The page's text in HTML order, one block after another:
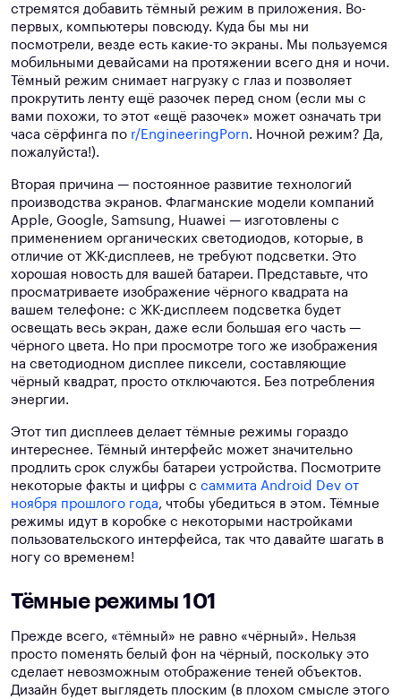
стремятся добавить тёмный режим в приложения. Во-
первых, компьютеры повсюду. Куда бы мы ни
посмотрели, везде есть какие-то экраны. Мы пользуемся
мобильными девайсами на протяжении всего дня и ночи.
Тёмный режим снимает нагрузку с глаз и позволяет
прокрутить ленту ещё разочек перед сном (если мы с
вами похожи, то этот «ещё разочек» может означать три
часа сёрфинга по r/EngineeringPorn. Ночной режим? Да,
пожалуйста!).
Вторая причина — постоянное развитие технологий
производства экранов. Флагманские модели компаний
Apple, Google, Samsung, Huawei — изготовлены с
применением органических светодиодов, которые, в
отличие от ЖК-дисплеев, не требуют подсветки. Это
хорошая новость для вашей батареи. Представьте, что
просматриваете изображение чёрного квадрата на
вашем телефоне: с ЖК-дисплеем подсветка будет
освещать весь экран, даже если большая его часть —
чёрного цвета. Но при просмотре того же изображения
на светодиодном дисплее пиксели, составляющие
чёрный квадрат, просто отключаются. Без потребления
энергии.
Этот тип дисплеев делает тёмные режимы гораздо
интереснее. Тёмный интерфейс может значительно
продлить срок службы батареи устройства. Посмотрите
некоторые факты и цифры с саммита Android Dev от
ноября прошлого года, чтобы убедиться в этом. Тёмные
режимы идут в коробке с некоторыми настройками
пользовательского интерфейса, так что давайте шагать в
ногу со временем!
Тёмные режимы 101
Прежде всего, «тёмный» не равно «чёрный». Нельзя
просто поменять белый фон на чёрный, поскольку это
сделает невозможным отображение теней объектов.
Дизайн будет выглядеть плоским (в плохом смысле этого